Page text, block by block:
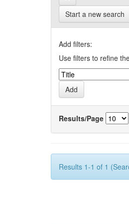
Start a new search
Add filters:
Use filters to refine
Results/Page
Results 1-1 of 1